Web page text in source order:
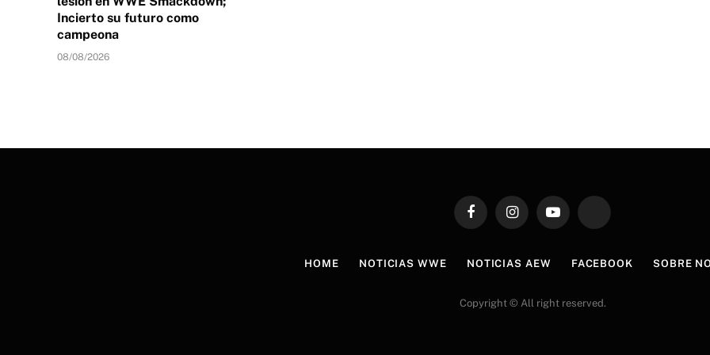
Incierto su futuro como
campeona
08/08/2026
FacebookInstagramYouTube TikTok
HOME NOTICIAS WWE NOTICIAS AEW FACEBOOK SOBRE
Copyright © All right reserved.